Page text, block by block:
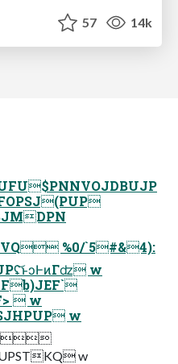
57 14k
%0/`5#&4):
w
 w
w

w